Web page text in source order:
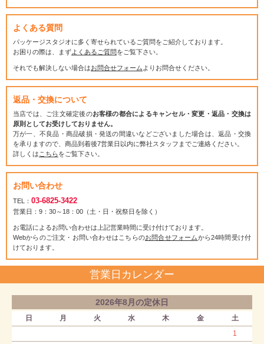
よくある質問
パッケージスタジオに多く寄せられているご質問をご紹介しております。
お困りの際は、まずよくあるご質問をご覧下さい。
それでも解決しない場合はお問合せフォーム よりお問合せください。
返品・交換について
当店では、ご注文確定後のお客様の都合によるキャンセル・変更・返品・交換は
原則としてお受けしておりません。
万が一、不良品・商品破損・発送の間違いなどございました場合は、返品・交換
を承りますので、商品到着後7営業日以内に弊社スタッフまでご連絡ください。
詳しくは こちらをご覧下さい。
お問い合わせ
TEL： 03-6825-3422
営業日：9：30～18：00（土・日・祝祭日を除く）
お電話によるお問い合わせは上記営業時間に受け付けております。
Webからのご注文・お問い合わせはこちらのお問合せフォームから24時間受け付
けております。
営業日カレンダー
2026年8月の定休日
日 月 火 水 木 金
土
1